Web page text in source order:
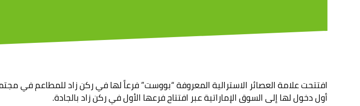
افتتحت علامة العصائر الاسترالية المعروفة “بووست” فرعاً لها في ركن زاد للمطاعم في
أول دخول لها إلى السوق الإماراتية عبر افتتاح فرعها الأول في ركن زاد بالجادة.